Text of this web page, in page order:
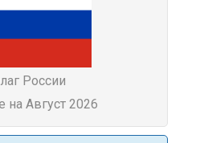
России
на Август 2026